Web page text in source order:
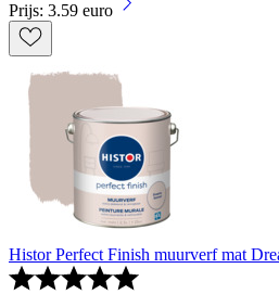
Prijs: 3.59 euro
Histor Perfect Finish muurverf mat